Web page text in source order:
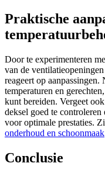
Praktische
Door te experimenteren
van de
reageert op
temperaturen en
kunt bereiden. Vergeet
deksel goed te
voor optimale prestaties.
onderhoud en schoonmaak
Conclusie